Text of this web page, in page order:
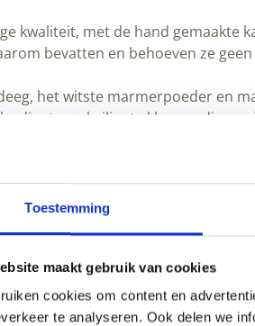
Toestemming
maakt gebruik van cookies
cookies om content en
te analyseren. Ook delen we
kwaliteit, met de hand gemaakte
bevatten en behoeven ze
het witste marmerpoeder en
diepte en briljante kleuren die
ingrediënten, recepten en
de Romeinse villa’s van Pompeii
bestelling voor u, in hun atelier
.